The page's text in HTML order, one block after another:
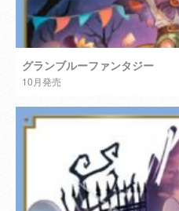
グランブルーファンタジー
10月発売